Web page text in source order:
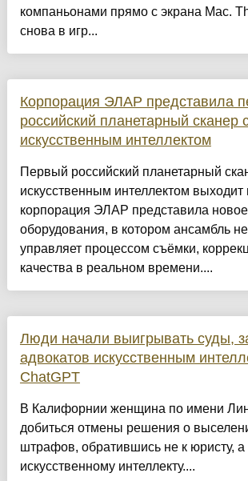
компаньонами прямо с экрана Mac.
снова в игр...
Корпорация ЭЛАР представила
российский планетарный сканер
искусственным интеллектом
Первый российский планетарный
искусственным интеллектом выходит
корпорация ЭЛАР представила
оборудования, в котором ансамбль
управляет процессом съёмки,
качества в реальном времени....
Люди начали выигрывать суды,
адвокатов искусственным
ChatGPT
В Калифорнии женщина по имени
добиться отмены решения о
штрафов, обратившись не к юристу, а
искусственному интеллекту....